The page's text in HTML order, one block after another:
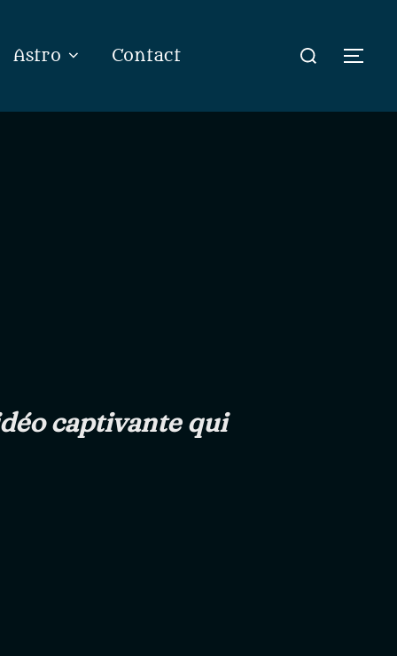
Astro Contact
Rechercher :
captivante qui